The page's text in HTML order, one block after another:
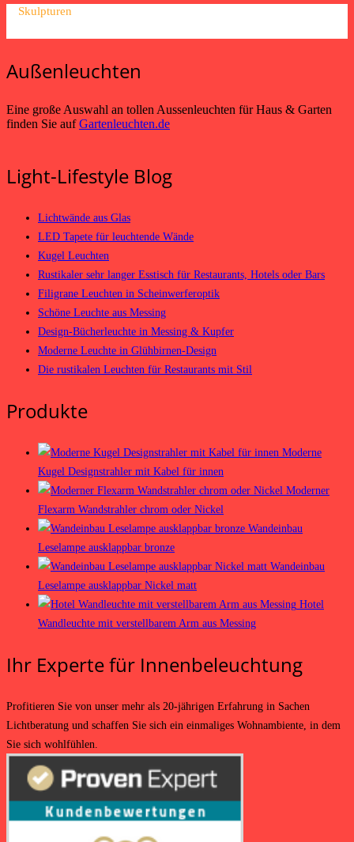
Skulpturen
Außenleuchten
Eine große Auswahl an tollen Aussenleuchten für Haus & Garten
finden Sie aufGartenleuchten.de
Light-Lifestyle Blog
Lichtwände aus Glas
LED Tapete für leuchtende Wände
Kugel Leuchten
Rustikaler sehr langer Esstisch für Restaurants, Hotels oder Bars
Filigrane Leuchten in Scheinwerferoptik
Schöne Leuchte aus Messing
Design-Bücherleuchte in Messing & Kupfer
Moderne Leuchte in Glühbirnen-Design
Die rustikalen Leuchten für Restaurants mit Stil
Produkte
Moderne
Kugel Designstrahler mit Kabel für innen
Moderner
Flexarm Wandstrahler chrom oder Nickel
Wandeinbau
Leselampe ausklappbar bronze
Wandeinbau
Leselampe ausklappbar Nickel matt
Hotel
Wandleuchte mit verstellbarem Arm aus Messing
Ihr Experte für Innenbeleuchtung
Profitieren Sie von unser mehr als 20-jährigen Erfahrung in Sachen
Lichtberatung und schaffen Sie sich ein einmaliges Wohnambiente, in dem
Sie sich wohlfühlen.